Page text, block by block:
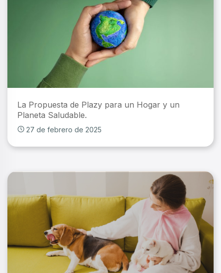
La Propuesta de Plazy para un Hogar y un
Planeta Saludable.
27 de febrero de 2025